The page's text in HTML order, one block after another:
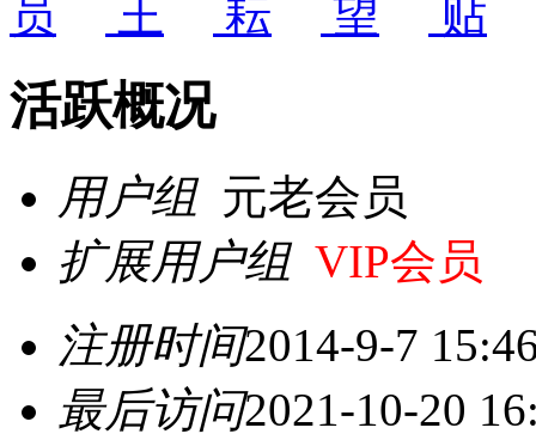
活跃概况
用户组 元老会员
扩展用户组 VIP会员
注册时间2014-9-7
最后访问2021-10-20